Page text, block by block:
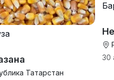
Татарстан
30